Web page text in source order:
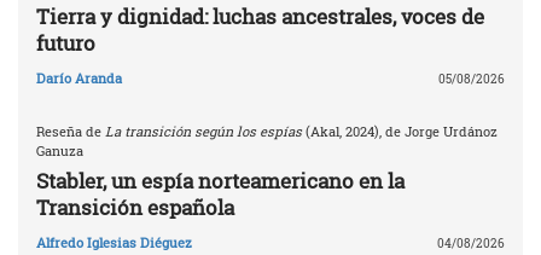
Tierra y dignidad: luchas ancestrales, voces de
futuro
Darío Aranda 05/08/2026
Reseña de La transición según los espías (Akal, 2024), de Jorge Urdánoz
Ganuza
Stabler, un espía norteamericano en la
Transición española
Alfredo Iglesias Diéguez 04/08/2026